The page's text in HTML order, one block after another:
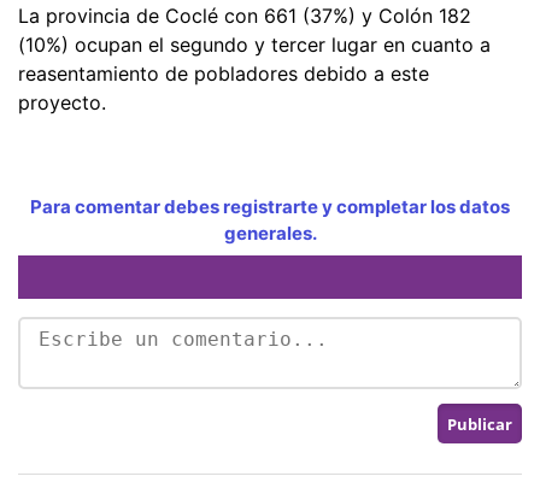
La provincia de Coclé con 661 (37%) y Colón 182
(10%) ocupan el segundo y tercer lugar en cuanto a
reasentamiento de pobladores debido a este
proyecto.
Para comentar debes registrarte y completar los datos
generales.